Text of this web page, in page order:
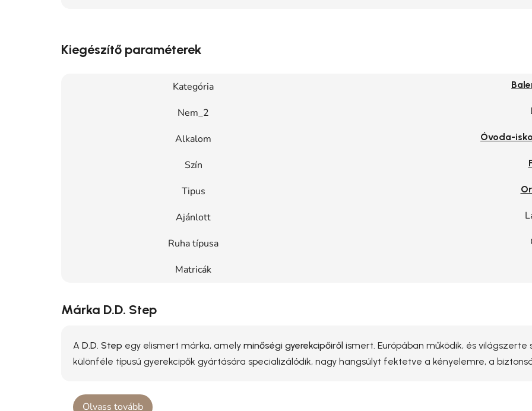
Kiegészítő paraméterek
Kategória
Nem_2
Alkalom Óvoda-
Szín
Tipus
Ajánlott
Ruha típusa
Matricák
Márka D.D. Step
A D.D. Step egy elismert márka, amely minőségi gyerekcipőiről ismert. Európában működik, és világszerte
különféle típusú gyerekcipők gyártására specializálódik, nagy hangsúlyt fektetve a kényelemre, a
Olvass tovább